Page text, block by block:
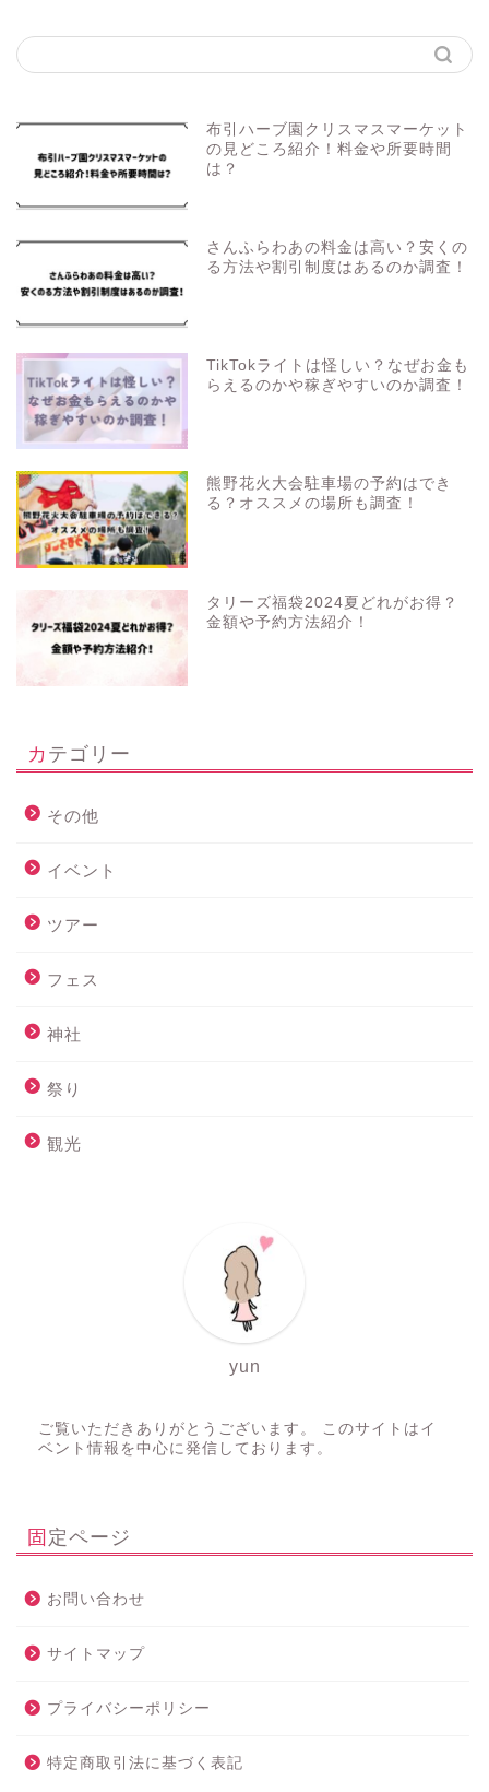
布引ハーブ園クリスマスマーケット
の見どころ紹介！料金や所要時間
は？
さんふらわあの料金は高い？安くの
る方法や割引制度はあるのか調査！
TikTokライトは怪しい？なぜお金も
らえるのかや稼ぎやすいのか調査！
熊野花火大会駐車場の予約はでき
る？オススメの場所も調査！
タリーズ福袋2024夏どれがお得？
金額や予約方法紹介！
カテゴリー
その他
イベント
ツアー
フェス
神社
祭り
観光
yun
ご覧いただきありがとうございます。 このサイトはイ
ベント情報を中心に発信しております。
固定ページ
お問い合わせ
サイトマップ
プライバシーポリシー
特定商取引法に基づく表記